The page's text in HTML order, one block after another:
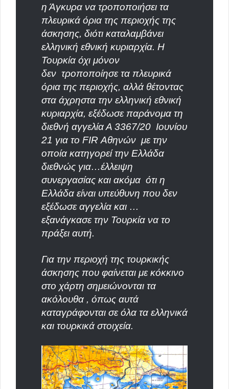
η Άγκυρα να τροποποιήσει τα
πλευρικά όρια της περιοχής της
άσκησης, διότι καταλαμβάνει
ελληνική εθνική κυριαρχία. Η
Τουρκία όχι μόνον
δεν τροποποίησε τα πλευρικά
όρια της περιοχής, αλλά θέτοντας
στα άχρηστα την ελληνική εθνική
κυριαρχία, εξέδωσε παράνομα τη
διεθνή αγγελία Α 3367/20 Ιουνίου
21 για το FIR Αθηνών με την
οποία κατηγορεί την Ελλάδα
διεθνώς για…έλλειψη
συνεργασίας και ακόμα ότι η
Ελλάδα είναι υπεύθυνη που δεν
εξέδωσε αγγελία και …
εξανάγκασε την Τουρκία να το
πράξει αυτή.
Για την περιοχή της τουρκικής
άσκησης που φαίνεται με κόκκινο
στο χάρτη σημειώνονται τα
ακόλουθα , όπως αυτά
καταγράφονται σε όλα τα ελληνικά
και τουρκικά στοιχεία.